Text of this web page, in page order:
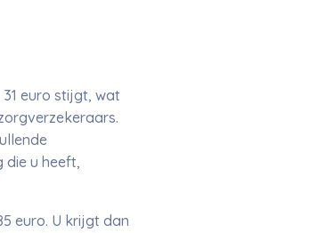
euro stijgt, wat
die u heeft,
euro. U krijgt dan